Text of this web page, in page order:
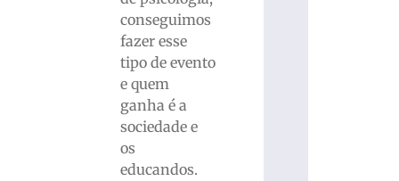
conseguimos
fazer esse
tipo de evento
e quem
ganha é a
sociedade e
os
educandos.